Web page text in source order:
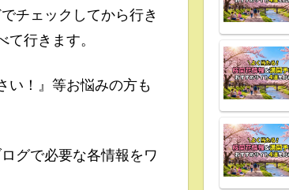
チェックしてから行き
行きます。
い！』等お悩みの方も
グで必要な各情報をワ